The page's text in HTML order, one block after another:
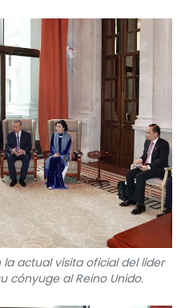
actual visita oficial del líder
cónyuge al Reino Unido.